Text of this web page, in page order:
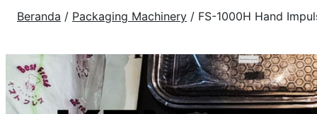
Beranda / Packaging Machinery / FS-1000H Hand